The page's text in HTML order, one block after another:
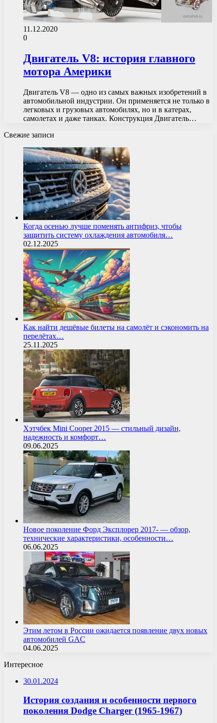
11.12.2020
0
Двигатель V8: история главного
мотора Америки
Двигатель V8 — одно из самых важных изобретений в
автомобильной индустрии. Он применяется не только в
легковых и грузовых автомобилях, но и в катерах,
самолетах и даже танках. Конструкция Двигатель…
Свежие записи
Когда осенью лучше поменять антифриз, чтобы
защитить систему охлаждения автомобиля…
02.12.2025
Как найти дешёвые билеты на самолёт и сэкономить на
перелётах…
25.11.2025
Хэтчбек Mini Cooper 2015 — стильный дизайн,
надежность и комфорт…
09.06.2025
Новое поколение Форд Эксплорер 2017- — обзор,
технические характеристики, особенности…
06.06.2025
Этим летом в России ожидается появление двух новых
автомобилей GAC
04.06.2025
Интересное
30.01.2024
История создания и особенности первого
поколения Dodge Charger (1965-1967)